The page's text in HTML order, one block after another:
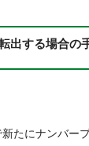
出する場合の
新たにナンバー